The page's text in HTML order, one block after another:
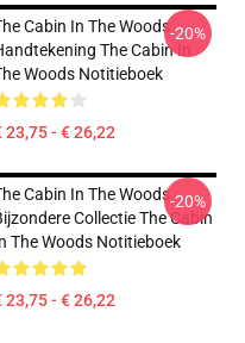
Cabin In The Woods
The Cabin In
Woods Notitieboek
23,75 - € 26,22
-20%
Cabin In The Woods
Collectie The Cabin
The Woods Notitieboek
23,75 - € 26,22
-20%